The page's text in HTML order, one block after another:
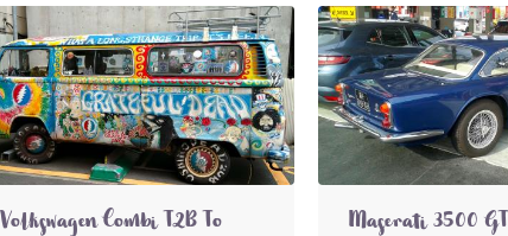
Volkswagen Combi T2B To Maserati 3500 GT